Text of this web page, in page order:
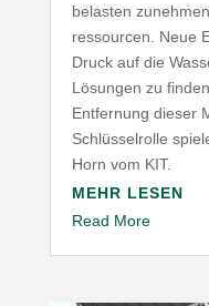
belasten
res­sourcen. Neue
Druck auf die
Lösungen zu
Entfernung dieser
Schlüs­sel­rolle
Horn vom KIT.
MEHR LESEN
Read More